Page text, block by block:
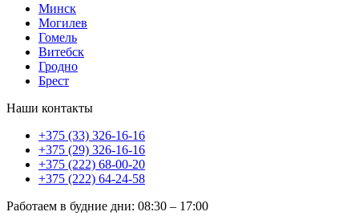
Минск
Могилев
Гомель
Витебск
Гродно
Брест
Наши контакты
+375 (33) 326-16-16
+375 (29) 326-16-16
+375 (222) 68-00-20
+375 (222) 64-24-58
Работаем в будние дни: 08:30 – 17:00